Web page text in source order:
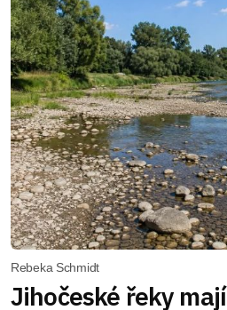
Rebeka Schmidt
Jihočeské řeky